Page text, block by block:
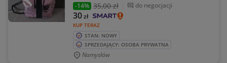
-14% 35,00 zł do negocjacji
KUP TERAZ
30zł
STAN: NOWY
SPRZEDAJĄCY: OSOBA PRYWATNA
Namysłów